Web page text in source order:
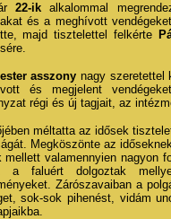
22-ik alkalommal
és a meghívott
majd tisztelettel felkérte
asszony nagy szeretettel
és megjelent
régi és új tagjait, az
méltatta az idősek
Megköszönte az
mellett valamennyien nagyon
a faluért dolgoztak
Zárószavaiban a
sok-sok pihenést, vidám